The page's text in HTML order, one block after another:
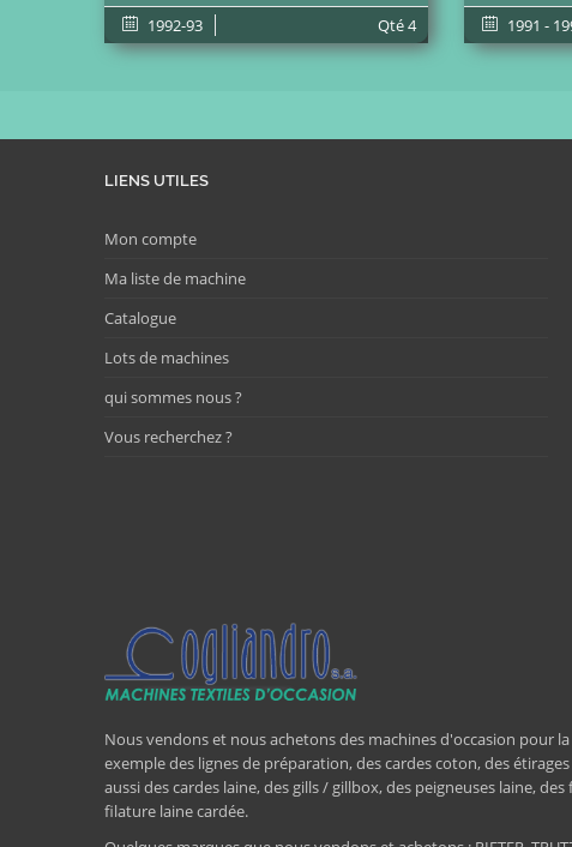
1992-93 Qté4 1991 -
LIENS UTILES
Mon compte
Ma liste de machine
Catalogue
Lots de machines
qui sommes nous ?
Vous recherchez ?
Nous vendons et nous achetons des machines d'occasion pour
exemple des lignes de préparation, des cardes coton, des
aussi des cardes laine, des gills / gillbox, des peigneuses laine,
filature laine cardée.